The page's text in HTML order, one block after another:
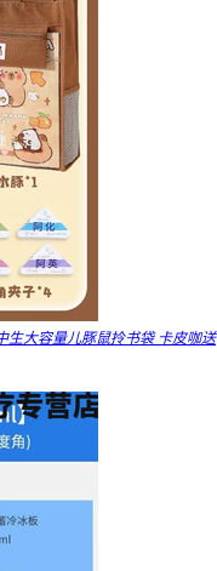
生大容量儿豚鼠拎书袋 卡皮咖送